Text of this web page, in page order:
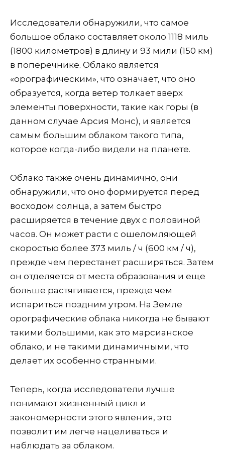
Исследователи обнаружили, что самое
большое облако составляет около 1118 миль
(1800 километров) в длину и 93 мили (150 км)
в поперечнике. Облако является
«орографическим», что означает, что оно
образуется, когда ветер толкает вверх
элементы поверхности, такие как горы (в
данном случае Арсия Монс), и является
самым большим облаком такого типа,
которое когда-либо видели на планете.
Облако также очень динамично, они
обнаружили, что оно формируется перед
восходом солнца, а затем быстро
расширяется в течение двух с половиной
часов. Он может расти с ошеломляющей
скоростью более 373 миль / ч (600 км / ч),
прежде чем перестанет расширяться. Затем
он отделяется от места образования и еще
больше растягивается, прежде чем
испариться поздним утром. На Земле
орографические облака никогда не бывают
такими большими, как это марсианское
облако, и не такими динамичными, что
делает их особенно странными.
Теперь, когда исследователи лучше
понимают жизненный цикл и
закономерности этого явления, это
позволит им легче нацеливаться и
наблюдать за облаком.